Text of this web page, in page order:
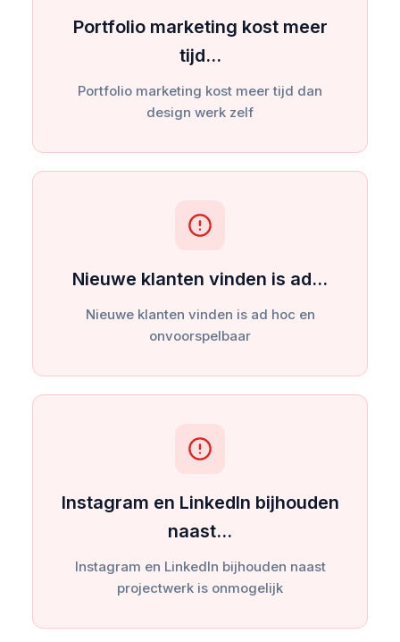
Portfolio marketing kost meer
tijd…
Portfolio marketing kost meer tijd dan
design werk zelf
Nieuwe klanten vinden is ad…
Nieuwe klanten vinden is ad hoc en
onvoorspelbaar
Instagram en LinkedIn bijhouden
naast…
Instagram en LinkedIn bijhouden naast
projectwerk is onmogelijk